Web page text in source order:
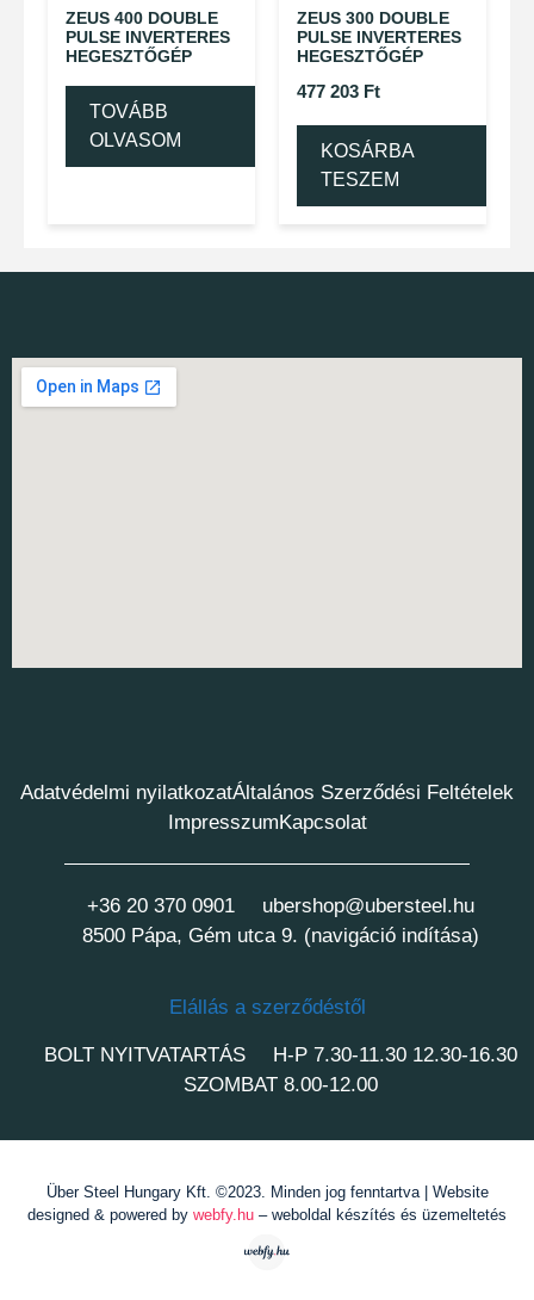
ZEUS 400 DOUBLE
PULSE INVERTERES
HEGESZTŐGÉP
TOVÁBB
OLVASOM
ZEUS 300 DOUBLE
PULSE INVERTERES
HEGESZTŐGÉP
477 203 Ft
KOSÁRBA
TESZEM
Adatvédelmi nyilatkozatÁltalános Szerződési Feltételek
Impresszum Kapcsolat
+36 20 370 0901
ubershop@ubersteel.hu
8500 Pápa, Gém utca 9. (navigáció indítása)
Elállás a szerződéstől
BOLT NYITVATARTÁS
H-P 7.30-11.30 12.30-16.30
SZOMBAT 8.00-12.00
Über Steel Hungary Kft. ©2023. Minden jog fenntartva | Website
designed & powered by webfy.hu – weboldal készítés és üzemeltetés